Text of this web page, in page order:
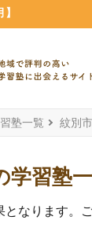
塾一覧 紋別
学習塾
なります。